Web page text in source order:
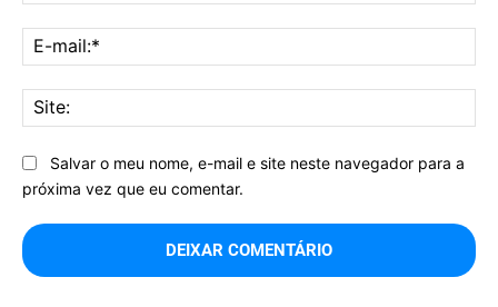
Salvar o meu nome, e-mail e site neste navegador para a
próxima vez que eu comentar.